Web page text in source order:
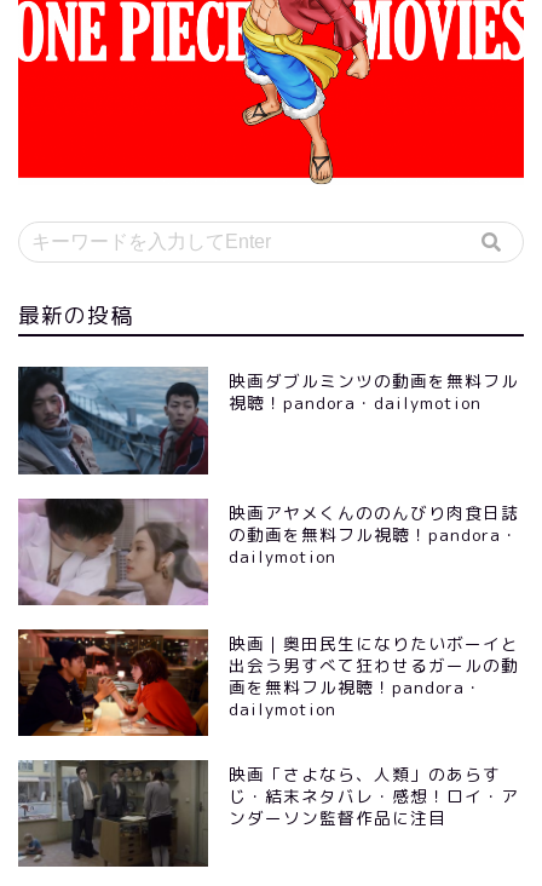
最新の投稿
映画ダブルミンツの動画を無料フル
視聴！pandora・dailymotion
映画アヤメくんののんびり肉食日誌
の動画を無料フル視聴！pandora・
dailymotion
映画｜奥田民生になりたいボーイと
出会う男すべて狂わせるガールの動
画を無料フル視聴！pandora・
dailymotion
映画「さよなら、人類」のあらす
じ・結末ネタバレ・感想！ロイ・ア
ンダーソン監督作品に注目